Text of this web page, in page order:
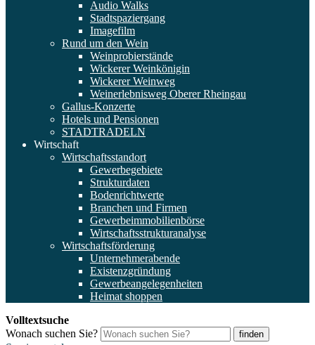
Audio Walks
Stadtspaziergang
Imagefilm
Rund um den Wein
Weinprobierstände
Wickerer Weinkönigin
Wickerer Weinweg
Weinerlebnisweg Oberer Rheingau
Gallus-Konzerte
Hotels und Pensionen
STADTRADELN
Wirtschaft
Wirtschaftsstandort
Gewerbegebiete
Strukturdaten
Bodenrichtwerte
Branchen und Firmen
Gewerbeimmobilienbörse
Wirtschaftsstrukturanalyse
Wirtschaftsförderung
Unternehmerabende
Existenzgründung
Gewerbeangelegenheiten
Heimat shoppen
Volltextsuche
Wonach suchen Sie?
finden